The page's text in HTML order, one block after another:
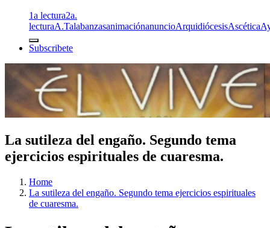
1a lectura2a.
lecturaA.TalabanzasanimaciónanuncioArquidiócesisAscética
Subscribete
La sutileza del engaño. Segundo tema
ejercicios espirituales de cuaresma.
Home
La sutileza del engaño. Segundo tema ejercicios espirituales
de cuaresma.